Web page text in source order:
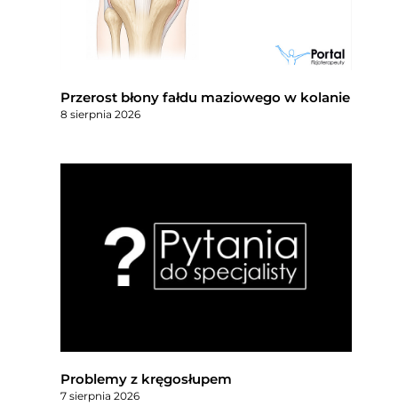
Przerost błony fałdu maziowego w kolanie
8 sierpnia 2026
Problemy z kręgosłupem
7 sierpnia 2026